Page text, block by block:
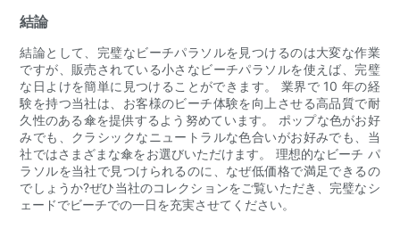
結論
結論として、完璧なビーチパラソルを見つけるのは大変な作業
ですが、販売されている小さなビーチパラソルを使えば、完璧
な日よけを簡単に見つけることができます。 業界で 10 年の経
験を持つ当社は、お客様のビーチ体験を向上させる高品質で耐
久性のある傘を提供するよう努めています。 ポップな色がお好
みでも、クラシックなニュートラルな色合いがお好みでも、当
社ではさまざまな傘をお選びいただけます。 理想的なビーチ パ
ラソルを当社で見つけられるのに、なぜ低価格で満足できるの
でしょうか?ぜひ当社のコレクションをご覧いただき、完璧なシ
ェードでビーチでの一日を充実させてください。